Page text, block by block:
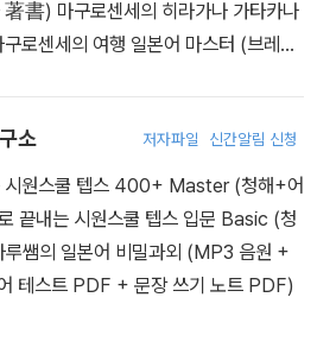
로센세의 여행 일본어 마스터 (브레인
본어 말하기 훈련 기초편, 실전편 (시원
N5, N4, N3 (BOOKK) The바른 일
소 저자파일 신간알림 신청
시원스쿨 텝스 400+ Master (청해+어
끝내는 시원스쿨 텝스 입문 Basic (청
루쌤의 일본어 비밀과외 (MP3 음원 +
테스트 PDF + 문장 쓰기 노트 PDF)